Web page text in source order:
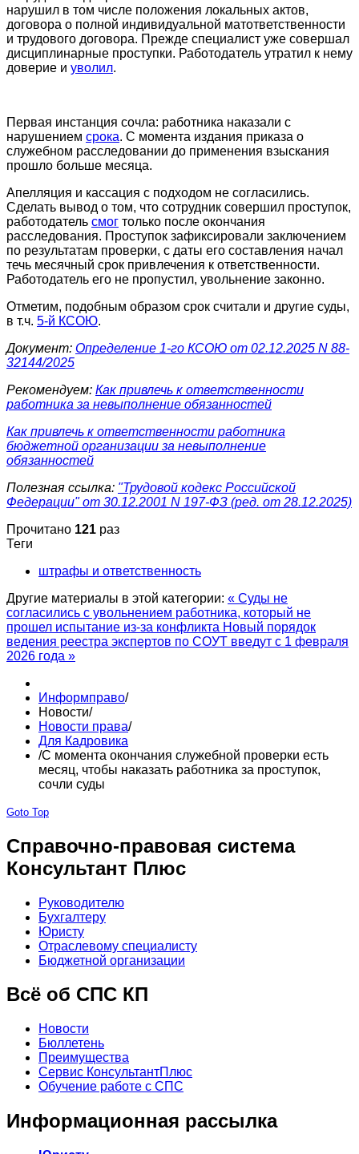
нарушил в том числе положения локальных актов,
договора о полной индивидуальной матответственности
и трудового договора. Прежде специалист уже совершал
дисциплинарные проступки. Работодатель утратил к нему
доверие и уволил.
Первая инстанция сочла: работника наказали с
нарушением срока. С момента издания приказа о
служебном расследовании до применения взыскания
прошло больше месяца.
Апелляция и кассация с подходом не согласились.
Сделать вывод о том, что сотрудник совершил проступок,
работодатель смог только после окончания
расследования. Проступок зафиксировали заключением
по результатам проверки, с даты его составления начал
течь месячный срок привлечения к ответственности.
Работодатель его не пропустил, увольнение законно.
Отметим, подобным образом срок считали и другие суды,
в т.ч. 5-й КСОЮ.
Документ: Определение 1-го КСОЮ от 02.12.2025 N 88-
32144/2025
Рекомендуем: Как привлечь к ответственности
работника за невыполнение обязанностей
Как привлечь к ответственности работника
бюджетной организации за невыполнение
обязанностей
Полезная ссылка: "Трудовой кодекс Российской
Федерации" от 30.12.2001 N 197-ФЗ (ред. от 28.12.2025)
Прочитано 121 раз
Теги
штрафы и ответственность
Другие материалы в этой категории: « Суды не
согласились с увольнением работника, который не
прошел испытание из-за конфликта Новый порядок
ведения реестра экспертов по СОУТ введут с 1 февраля
2026 года »
Информправо/
Новости/
Новости права/
Для Кадровика
/С момента окончания служебной проверки есть
месяц, чтобы наказать работника за проступок,
сочли суды
Goto Top
Справочно-правовая система
Консультант Плюс
Руководителю
Бухгалтеру
Юристу
Отраслевому специалисту
Бюджетной организации
Всё об СПС КП
Новости
Бюллетень
Преимущества
Сервис КонсультантПлюс
Обучение работе с СПС
Информационная рассылка